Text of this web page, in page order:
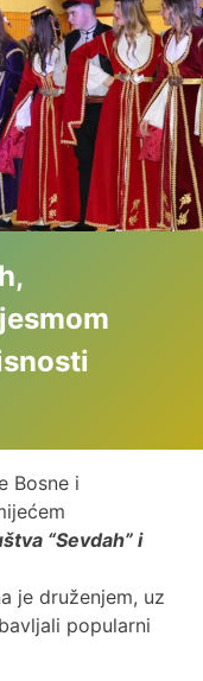
Bosne i
“Sevdah” i
je druženjem, uz
popularni